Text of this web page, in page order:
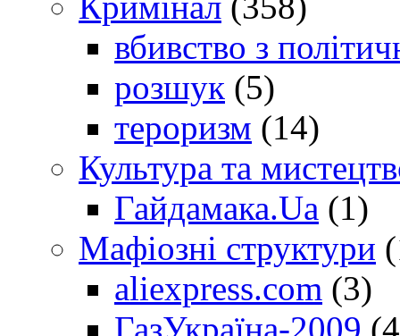
вбивство з
розшук (5)
тероризм (14)
Культура та
Гайдамака.Ua (1)
Мафіозні структури
aliexpress.com (3)
ГазУкраїна-2009